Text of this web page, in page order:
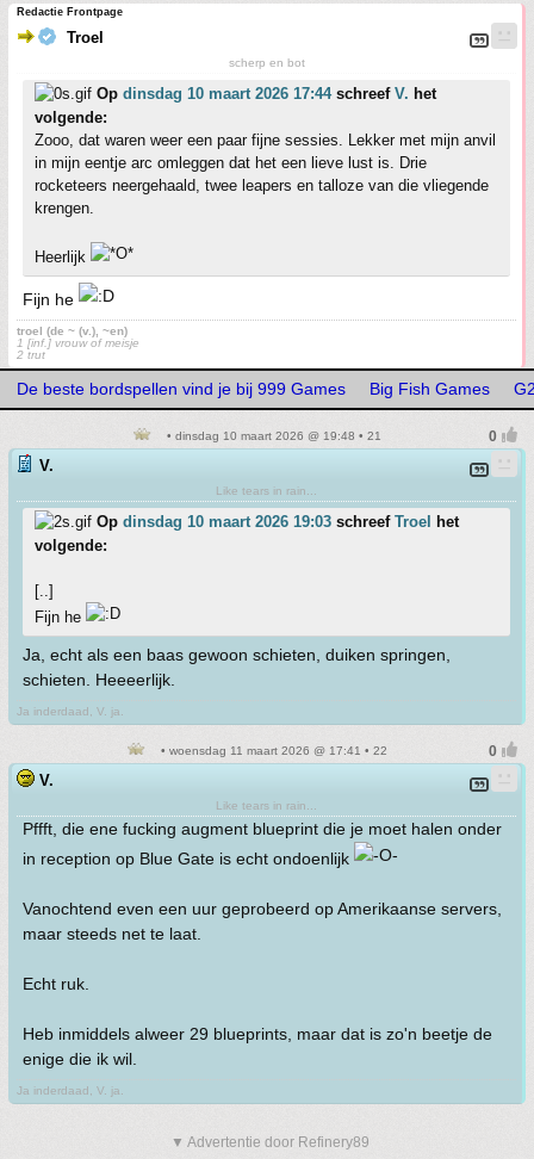
Redactie Frontpage
Troel
scherp en bot
Op dinsdag 10 maart 2026 17:44schreef V. het
volgende:
Zooo, dat waren weer een paar fijne sessies. Lekker met mijn anvil
in mijn eentje arc omleggen dat het een lieve lust is. Drie
rocketeers neergehaald, twee leapers en talloze van die vliegende
krengen.
Heerlijk
Fijn he
troel (de ~ (v.), ~en)
1 [inf.] vrouw of meisje
2 trut
De beste bordspellen vind je bij 999 Games Big Fish Games
• dinsdag 10 maart 2026 @ 19:48 • 21
V.
Like tears in rain...
Op dinsdag 10 maart 2026 19:03 schreef Troel
het
volgende:
[..]
Fijn he
Ja, echt als een baas gewoon schieten, duiken springen,
schieten. Heeeerlijk.
Ja inderdaad, V. ja.
• woensdag 11 maart 2026 @ 17:41 • 22
V.
Like tears in rain...
Pffft, die ene fucking augment blueprint die je moet halen onder
in reception op Blue Gate is echt ondoenlijk
Vanochtend even een uur geprobeerd op Amerikaanse servers,
maar steeds net te laat.
Echt ruk.
Heb inmiddels alweer 29 blueprints, maar dat is zo'n beetje de
enige die ik wil.
Ja inderdaad, V. ja.
▼ Advertentie door Refinery89